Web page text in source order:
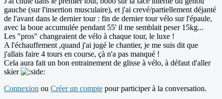
gauche (sur l'insertion musculaire), et j'ai crevé/partiellement déjanté
de l'avant dans le dernier tour : fin de dernier tour vélo sur l'épaule,
avec la boue accumulée pendant 55' il me semblait peser 15kg...
Les "pros" changeaient de vélo à chaque tour, le luxe !
A l'échauffement ,quand j'ai jugé le chantier, je me suis dit que
j'allais faire 4 tours en course, çà n'a pas manqué !
Cela aura fait un bon entrainement de glisse à vélo, à défaut d'aller
skier
Connexion ou Créer un compte pour participer à la conversation.